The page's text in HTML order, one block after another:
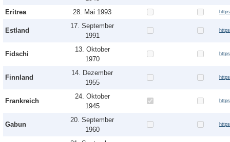
Eritrea 28. Mai 1993
Estland
17. September
1991
Fidschi
13. Oktober
1970
Finnland
14. Dezember
1955
Frankreich
24. Oktober
1945
Gabun
20. September
1960